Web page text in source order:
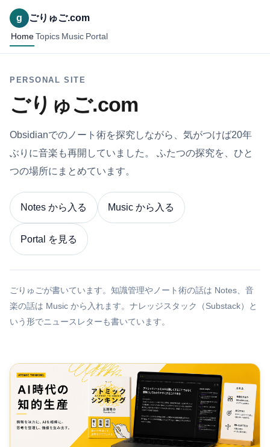
g ごりゅご.com
Home Topics Music Portal
PERSONAL SITE
ごりゅご.com
Obsidianでのノート術を探究しながら、気がつけば20年
ぶりに音楽も再開していました。 ふたつの探究を、ひと
つの場所にまとめています。
Notes から入る Music から入る
Portal を見る
ごりゅごが書いています。知識管理やノート術の話は Notes、音
楽の話は Music から入れます。ナレッジスタック（Substack）と
いう形でニュースレターも書いています。